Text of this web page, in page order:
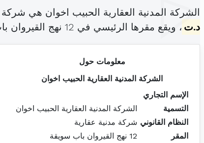
الشركة المدنية العقارية الحبيب اخوان هي
د.ت ، ويقع مقرها الرئيسي في 12 نهج القيروان باب سويقة (
معلومات حول
الشركة المدنية العقارية الحبيب اخوان
الإسم التجاري
التسمية
الشركة المدنية العقارية الحبيب اخوان
النظام القانوني شركة مدنية عقارية
المقر
12 نهج القيروان باب سويقة